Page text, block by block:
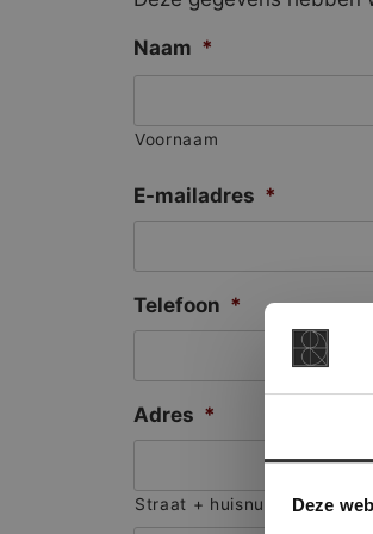
Deze
Naam *
Voornaam
E-mailadres *
Telefoon *
Adres *
Straat + huisnummer